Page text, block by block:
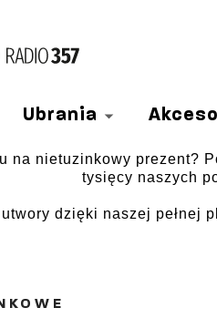
Ubrania
na nietuzinkowy prezent?
tysięcy naszych
dzięki naszej pełnej